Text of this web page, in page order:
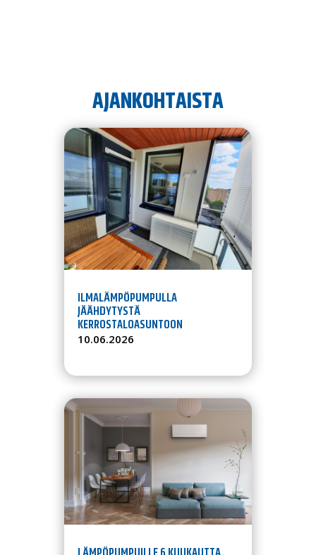
AJANKOHTAISTA
ILMALÄMPÖPUMPULLA
JÄÄHDYTYSTÄ
KERROSTALOASUNTOON
10.06.2026